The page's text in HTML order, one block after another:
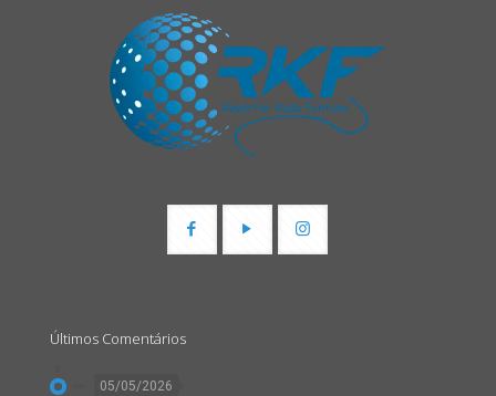
Últimos Comentários
05/05/2026